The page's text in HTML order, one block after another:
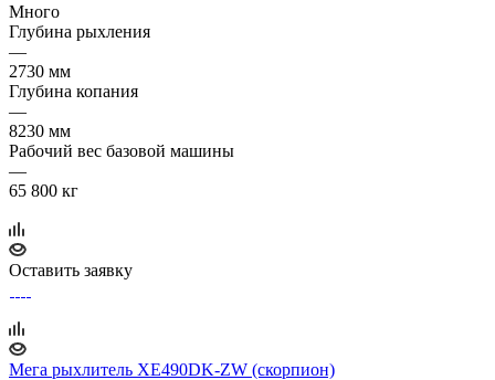
Много
Глубина рыхления
—
2730 мм
Глубина копания
—
8230 мм
Рабочий вес базовой машины
—
65 800 кг
Оставить заявку
Мега рыхлитель XE490DK-ZW (скорпион)